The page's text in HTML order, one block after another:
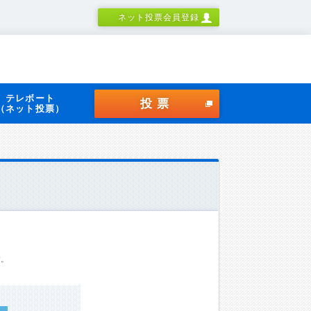
ネット投票会員登録
テレボート
（ネット投票）
投票